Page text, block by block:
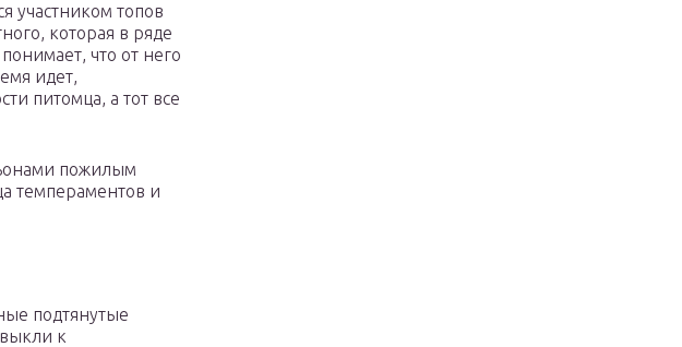
участником топов
которая в ряде
что от него
идет,
питомца, а тот все
пожилым
темпераментов и
подтянутые
к